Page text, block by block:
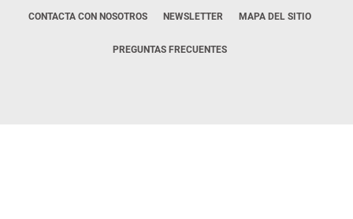
CONTACTA CON NOSOTROS NEWSLETTER MAPA DEL SITIO
PREGUNTAS FRECUENTES